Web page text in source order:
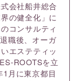
会社船井総合
の健全化」に
コンサルティ
職後、オーガ
エステティッ
ROOTSを立
月に東京都目